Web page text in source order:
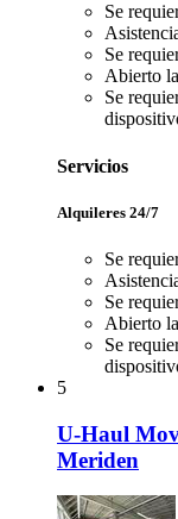
Se
Se
Abierto
Se
Servicios
Alquileres 24/7
Se
Se
Abierto
Se
5
U-Haul
Meriden